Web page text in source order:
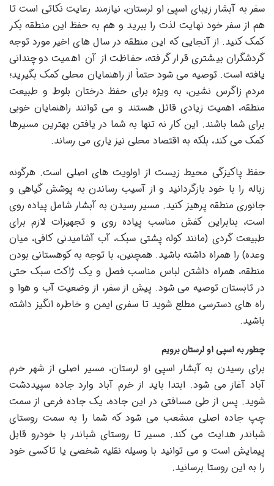
سفر به آبشار زیبای اسپی او لرستان، نیازمند رعایت نکاتی است تا
هم از سفر خود نهایت لذت را ببرید و هم به حفظ این منطقه بکر
کمک کنید. از آنجایی که این منطقه در سال های اخیر مورد توجه
گردشگران بیشتری قرار گرفته، حفاظت از آن اهمیت دوچندانی
یافته است. توصیه می شود حتماً از راهنمایان محلی کمک بگیرید؛
مردم زاگرس نشین، به ویژه برای حفظ درختان بلوط و طبیعت
منطقه، اهمیت زیادی قائل هستند و می توانند راهنمایان خوبی
برای شما باشند. این کار نه تنها به شما در یافتن بهترین مسیرها
کمک می کند، بلکه به اقتصاد محلی نیز یاری می رساند.
حفظ پاکیزگی محیط زیست از اولویت های اصلی است. هرگونه
زباله را با خود بازگردانید و از آسیب رساندن به پوشش گیاهی و
جانوری منطقه پرهیز کنید. مسیر رسیدن به آبشار شامل پیاده روی
است، بنابراین کفش مناسب پیاده روی و تجهیزات لازم برای
طبیعت گردی (مانند کوله پشتی سبک، آب آشامیدنی کافی، میان
وعده) را همراه داشته باشید. همچنین، با توجه به کوهستانی بودن
منطقه، همراه داشتن لباس مناسب فصل و یک ژاکت سبک حتی
در تابستان توصیه می شود. پیش از سفر، از وضعیت آب و هوا و
راه های دسترسی مطلع شوید تا سفری ایمن و خاطره انگیز داشته
باشید.
چطور به اسپی او لرستان برویم
برای رسیدن به آبشار اسپی او لرستان، مسیر اصلی از شهر خرم
آباد آغاز می شود. ابتدا باید از خرم آباد وارد جاده سپیددشت
شوید. پس از طی مسافتی در این جاده، یک جاده فرعی از سمت
چپ جاده اصلی منشعب می شود که شما را به سمت روستای
شباندر هدایت می کند. مسیر تا روستای شباندر با خودرو قابل
پیمایش است و می توانید با وسیله نقلیه شخصی یا تاکسی خود
را به این روستا برسانید.